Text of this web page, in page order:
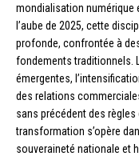
mondialisation numérique
l’aube de 2025, cette
profonde, confrontée à
fondements traditionnels.
émergentes,
des relations
sans précédent des
transformation s’opère
souveraineté nationale et